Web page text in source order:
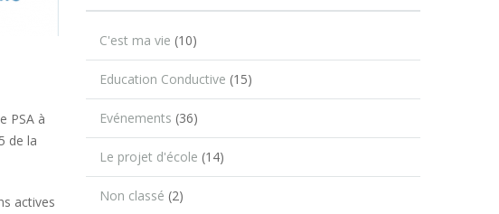
PSA à
de la
actives
C'est ma vie (10)
Education Conductive (15)
Evénements (36)
Le projet d'école (14)
Non classé (2)